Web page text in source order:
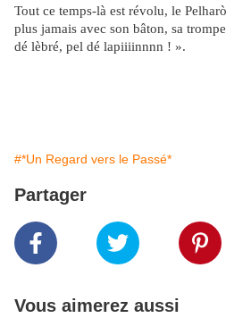
Tout ce temps-là est révolu, le
plus jamais avec son bâton, sa
dé lèbré, pel dé lapiiiinnnn ! ».
#*Un Regard vers le Passé*
Partager
Vous aimerez aussi